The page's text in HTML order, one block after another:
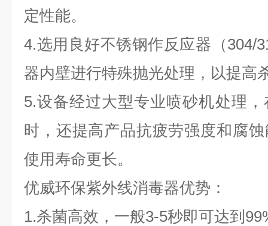
定性能。
4.选用良好不锈钢作反应器（304/
器内壁进行特殊抛光处理，以提高
5.设备经过大型专业喷砂机处理
时，还提高产品抗疲劳强度和腐
使用寿命更长。
优威环保紫外线消毒器优势：
1.杀菌高效，一般3-5秒即可达到